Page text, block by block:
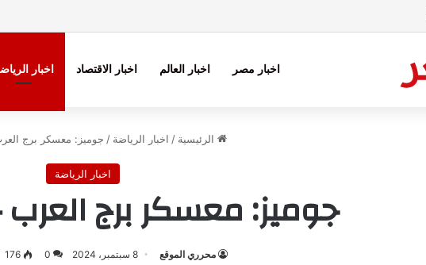
اخبار مصر اخبار العالم اخبار الاقتصاد اخبار
الرئيسية / اخبار الرياضة / جوميز: معسكر برج
اخبار الرياضة
جوميز: معسكر برج
محرري الموقع 8 سبتمبر، 2024 0
176